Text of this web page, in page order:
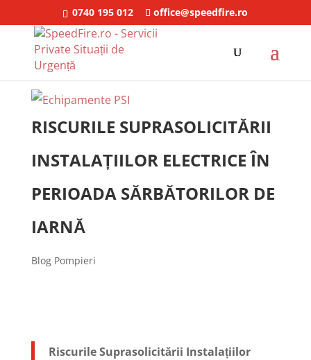
0740 195 012 office@speedfire.ro
RISCURILE SUPRASOLICITĂRII
INSTALAȚIILOR ELECTRICE ÎN
PERIOADA SĂRBĂTORILOR DE
IARNĂ
Blog Pompieri
Riscurile Suprasolicitării Instalațiilor